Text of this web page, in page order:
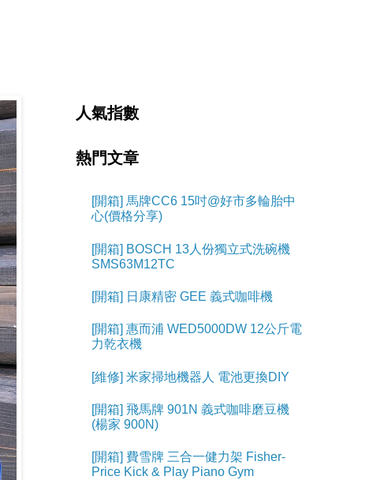
人氣指數
熱門文章
[開箱] 馬牌CC6 15吋@好市多輪胎中
心(價格分享)
[開箱] BOSCH 13人份獨立式洗碗機
SMS63M12TC
[開箱] 日康精密 GEE 義式咖啡機
[開箱] 惠而浦 WED5000DW 12公斤電
力乾衣機
[維修] 米家掃地機器人 電池更換DIY
[開箱] 飛馬牌 901N 義式咖啡磨豆機
(楊家 900N)
[開箱] 費雪牌 三合一健力架 Fisher-
Price Kick & Play Piano Gym